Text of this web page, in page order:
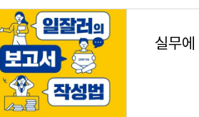
실무